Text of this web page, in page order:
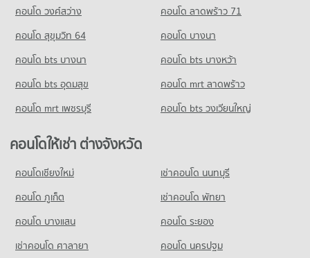
ขายคอนโด สุขุมวิท 22
คอนโด สุขุมวิท 33
คอนโดให้เช่า สุขุมวิท 33
มีคอนโดให้เช่า 661 ประกาศ
มีคอนโดขาย 227 ประกาศ
คอนโด สุขุมวิท 37
คอนโดให้เช่า สุขุมวิท 37
มีคอนโดให้เช่า 249 ประกาศ
ขายคอนโด สุขุมวิท 37
มีคอนโดขาย 114 ประกาศ
คอนโด วงศ์สว่าง
คอนโด ลาดพร้าว 71
คอนโด สุขุมวิท 64
คอนโด บางนา
คอนโด bts บางนา
คอนโด bts บางหว้า
คอนโด bts อุดมสุข
คอนโด mrt ลาดพร้าว
คอนโด mrt เพชรบุรี
คอนโด bts วงเวียนใหญ่
คอนโดให้เช่า ต่างจังหวัด
คอนโดเชียงใหม่
เช่าคอนโด นนทบุรี
คอนโด ภูเก็ต
เช่าคอนโด พัทยา
คอนโด บางแสน
คอนโด ระยอง
เช่าคอนโด ศาลายา
คอนโด นครปฐม